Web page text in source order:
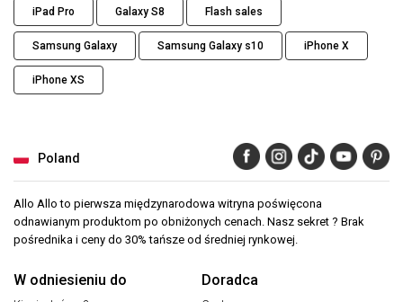
iPad Pro Galaxy S8 Flash sales
Samsung Galaxy Samsung Galaxy s10 iPhone X
iPhone XS
Poland
Allo Allo to pierwsza międzynarodowa witryna poświęcona
odnawianym produktom po obniżonych cenach. Nasz sekret ? Brak
pośrednika i ceny do 30% tańsze od średniej rynkowej.
W odniesieniu do Doradca